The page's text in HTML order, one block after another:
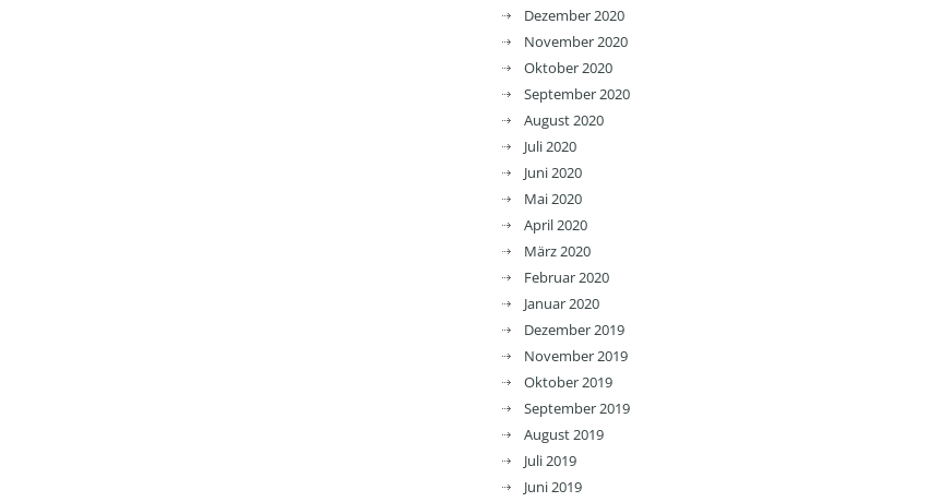
Dezember 2020
November 2020
Oktober 2020
September 2020
August 2020
Juli 2020
Juni 2020
Mai 2020
April 2020
März 2020
Februar 2020
Januar 2020
Dezember 2019
November 2019
Oktober 2019
September 2019
August 2019
Juli 2019
Juni 2019